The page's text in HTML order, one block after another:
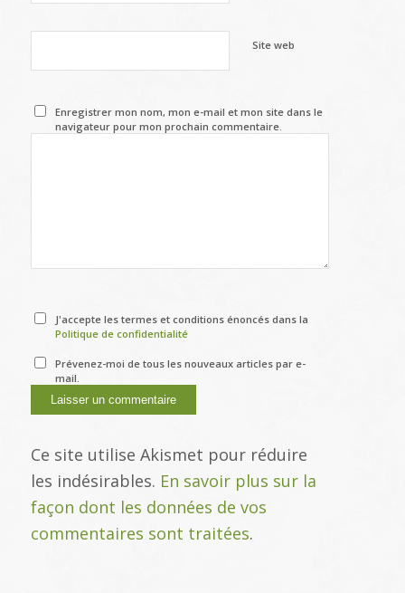
Site web
Enregistrer mon nom, mon e-mail et mon site dans le
navigateur pour mon prochain commentaire.
J'accepte les termes et conditions énoncés dans la
Politique de confidentialité
Prévenez-moi de tous les nouveaux articles par e-
mail.
Ce site utilise Akismet pour réduire
les indésirables. En savoir plus sur la
façon dont les données de vos
commentaires sont traitées.